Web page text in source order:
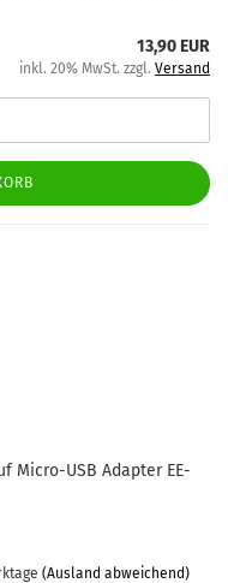
13,90 EUR
inkl. 20% MwSt. zzgl. Versand
Micro-​​USB Ad­ap­ter EE-​
(Ausland abweichend)